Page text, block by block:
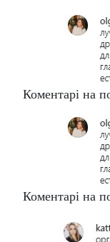
Коментарі на
Коментарі на